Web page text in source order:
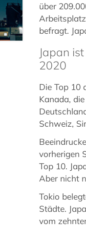
über
befragt.
Japan
2020
Die Top 10
Kanada,
Schweiz,
vorherigen
Top 10.
Aber nicht
Tokio
Städte.
vom